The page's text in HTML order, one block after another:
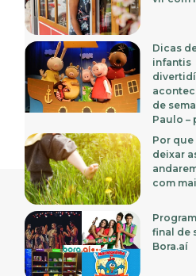
Dicas
infantis
de
Paulo –
Por
deixar
com
final de
Bora.aí